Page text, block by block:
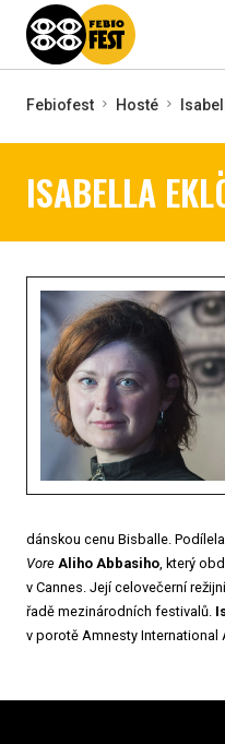
Febiofest Hosté
ISABELLA
dánskou cenu Bisballe.
Vore Aliho Abbasiho , který
v Cannes. Její celovečerní
řadě mezinárodních festivalů.
v porotě Amnesty International